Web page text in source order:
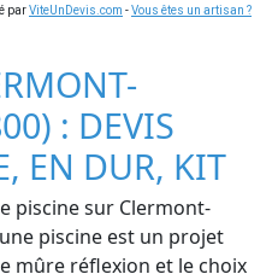
parViteUnDevis.com -Vous êtes un artisan ?
: DEVIS
EN DUR, KIT
piscine sur Clermont-
piscine est un projet
mûre réflexion et le choix